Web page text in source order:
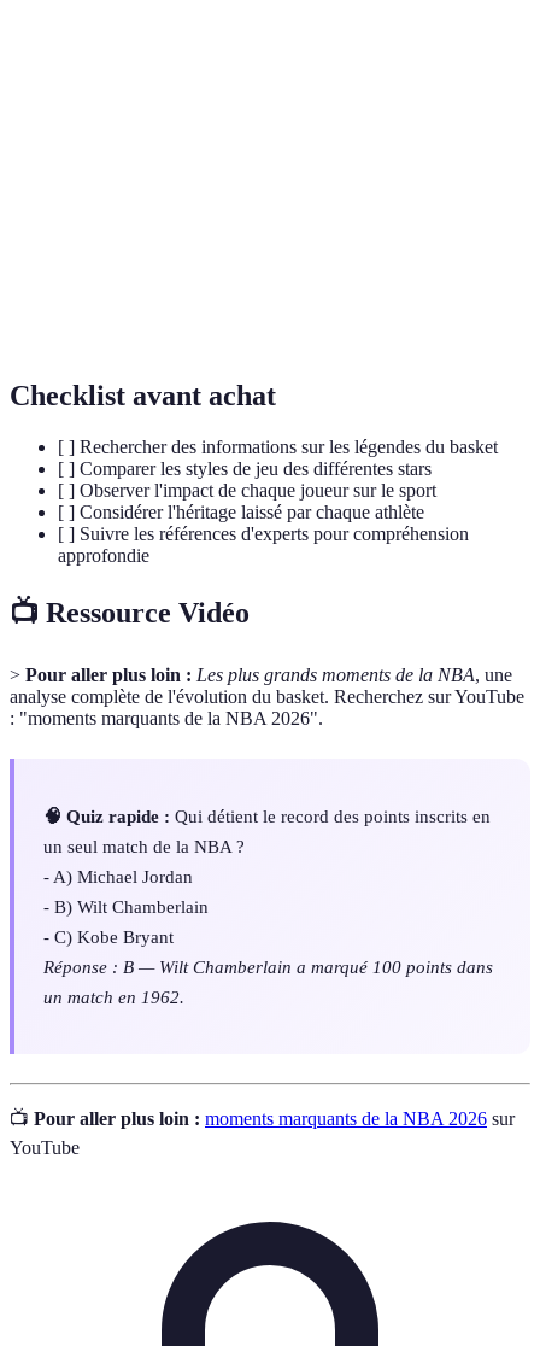
Checklist avant achat
[ ] Rechercher des informations sur les légendes du basket
[ ] Comparer les styles de jeu des différentes stars
[ ] Observer l'impact de chaque joueur sur le sport
[ ] Considérer l'héritage laissé par chaque athlète
[ ] Suivre les références d'experts pour compréhension
approfondie
📺 Ressource Vidéo
> Pour aller plus loin : Les plus grands moments de la NBA, une
analyse complète de l'évolution du basket. Recherchez sur YouTube
: "moments marquants de la NBA 2026".
🧠 Quiz rapide : Qui détient le record des points inscrits en
un seul match de la NBA ?
- A) Michael Jordan
- B) Wilt Chamberlain
- C) Kobe Bryant
Réponse : B — Wilt Chamberlain a marqué 100 points dans
un match en 1962.
📺 Pour aller plus loin : moments marquants de la NBA 2026 sur
YouTube